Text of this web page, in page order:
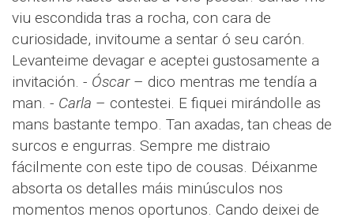
viu escondida tras a rocha, con cara de
curiosidade, invitoume a sentar ó seu carón.
Levanteime devagar e aceptei gustosamente a
invitación. - Óscar– dico mentras me tendía a
man. - Carla – contestei. E fiquei mirándolle as
mans bastante tempo. Tan axadas, tan cheas de
surcos e engurras. Sempre me distraio
fácilmente con este tipo de cousas. Déixanme
absorta os detalles máis minúsculos nos
momentos menos oportunos. Cando deixei de